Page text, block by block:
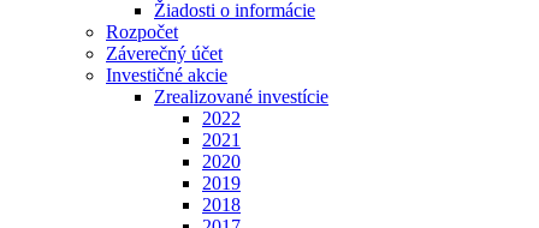
Žiadosti o informácie
Rozpočet
Záverečný účet
Investičné akcie
Zrealizované investície
2022
2021
2020
2019
2018